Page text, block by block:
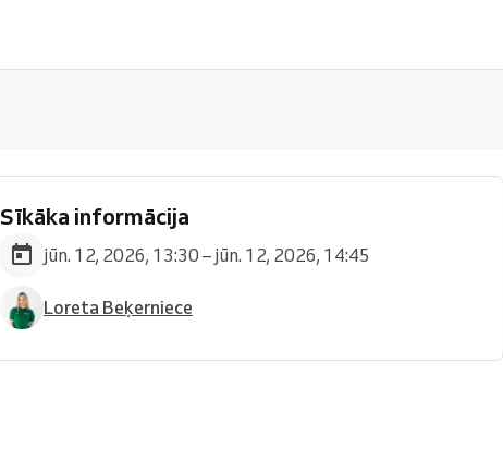
Sīkāka informācija
jūn. 12, 2026, 13:30 – jūn. 12, 2026, 14:45
Loreta Beķerniece